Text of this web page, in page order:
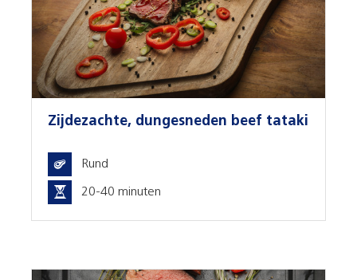
Zijdezachte, dungesneden beef tataki
Rund
20-40 minuten